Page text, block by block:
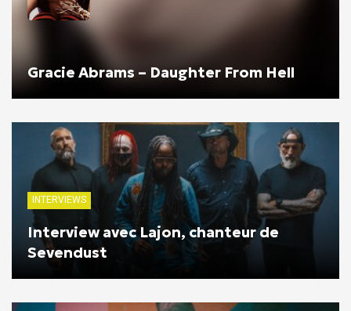
Gracie Abrams – Daughter From Hell
INTERVIEWS
Interview avec Lajon, chanteur de
Sevendust